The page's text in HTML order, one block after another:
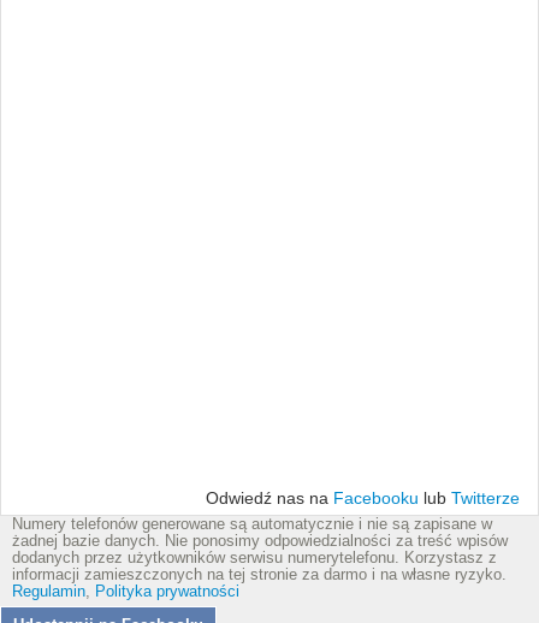
Odwiedź nas na Facebooku lub Twitterze
Numery telefonów generowane są automatycznie i nie są zapisane w
żadnej bazie danych. Nie ponosimy odpowiedzialności za treść wpisów
dodanych przez użytkowników serwisu numerytelefonu. Korzystasz z
informacji zamieszczonych na tej stronie za darmo i na własne ryzyko.
Regulamin, Polityka prywatności